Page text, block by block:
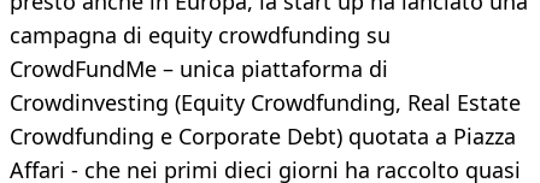
campagna di equity crowdfunding su
CrowdFundMe – unica piattaforma di
Crowdinvesting (Equity Crowdfunding, Real Estate
Crowdfunding e Corporate Debt) quotata a Piazza
Affari - che nei primi dieci giorni ha raccolto quasi